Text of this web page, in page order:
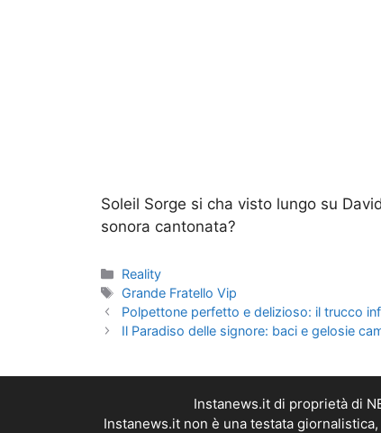
Soleil Sorge si cha visto lungo su
sonora cantonata?
Categorie
Reality
Tag
Grande Fratello Vip
Polpettone perfetto e delizioso: il trucco
Il Paradiso delle signore: baci e gelosie
Instanews.it di proprietà di
Instanews.it non è una testata